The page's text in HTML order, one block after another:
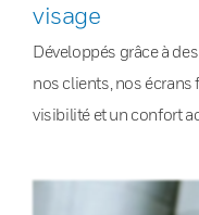
visage
Développés grâce à
nos clients, nos écrans
visibilité et un confort